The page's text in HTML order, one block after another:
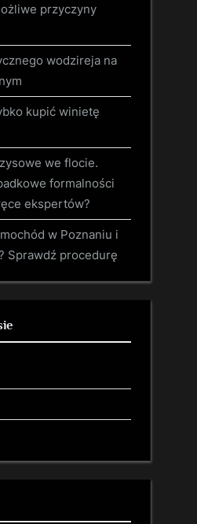
przyczyny
wodzireja na
kupić winietę
we flocie.
formalności
ekspertów?
w Poznaniu i
Sprawdź procedurę